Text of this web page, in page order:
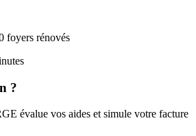
foyers rénovés
?
évalue vos aides et simule votre facture